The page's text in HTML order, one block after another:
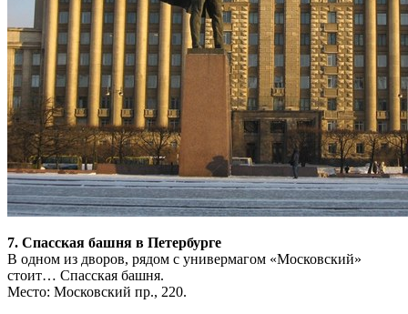
7. Спасская башня в Петербурге
В одном из дворов, рядом с универмагом «Московский»
стоит… Спасская башня.
Место: Московский пр., 220.